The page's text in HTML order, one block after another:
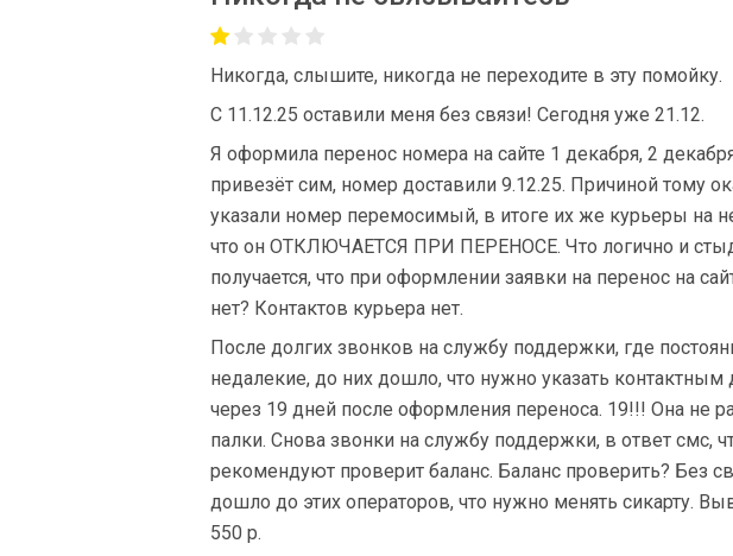
Никогда, слышите, никогда не переходите в эту помойку.
С 11.12.25 оставили меня без связи! Сегодня уже 21.12.
Я оформила перенос номера на сайте 1 декабря, 2
привезёт сим, номер доставили 9.12.25. Причиной тому
указали номер перемосимый, в итоге их же курьеры на
что он ОТКЛЮЧАЕТСЯ ПРИ ПЕРЕНОСЕ. Что логично и
получается, что при оформлении заявки на перенос на
нет? Контактов курьера нет.
После долгих звонков на службу поддержки, где
недалекие, до них дошло, что нужно указать
через 19 дней после оформления переноса. 19!!! Она не
палки. Снова звонки на службу поддержки, в ответ смс,
рекомендуют проверит баланс. Баланс проверить? Без
дошло до этих операторов, что нужно менять сикарту.
550 р.